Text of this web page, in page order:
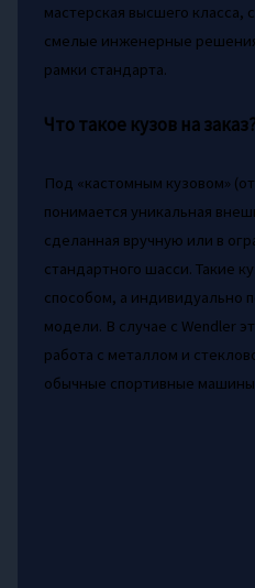
мастерская высшего класса,
смелые инженерные
рамки стандарта.
Что такое кузов на
Под «кастомным кузовом»
понимается уникальная
сделанная вручную или в
стандартного шасси. Такие
способом, а индивидуально
модели. В случае с Wendler
работа с металлом и
обычные спортивные